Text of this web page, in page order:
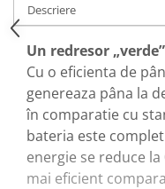
Baterii si acumulatori
de 6-12 V
Acumulatori Moto, ATV
GEL
AGM
Li-Ion
SLA AGM (Sealed Lead
Deep Cycle - Tractiune/
Descriere
Un redresor
Cu o eficienta de
genereaza pâna la
în comparatie cu
bateria este
energie se reduce
mai eficient